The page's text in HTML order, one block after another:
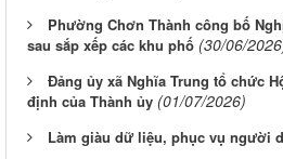
Phường Chơn Thành công bố
sau sắp xếp các khu phố (30/06/
Đảng ủy xã Nghĩa Trung tổ chức
định của Thành ủy (01/07/2026)
Làm giàu dữ liệu, phục vụ người